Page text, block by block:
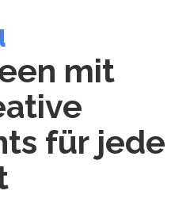
mit
für jede